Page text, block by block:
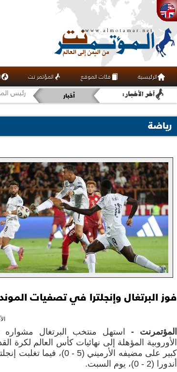
الرئيسية فئات الموقع المؤتمر نت
ثقافة
اقتصاد
أخبار
رئيس
رياضة
فوز البرتغال وإنجلترا في تصفيات
المؤتمرنت -
استهل منتخب البرتغال
كبير على مضيفه الأرميني (5 - 0)،
أندورا (2 - 0)، يوم السبت.